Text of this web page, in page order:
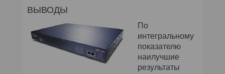
ВЫВОДЫ
По
интегральному
показателю
наилучшие
результаты